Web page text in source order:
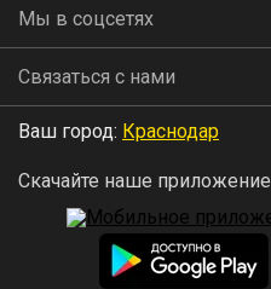
Мы в соцсетях
Связаться с нами
Ваш город: Краснодар
Скачайте наше приложение